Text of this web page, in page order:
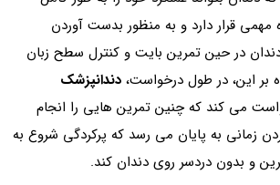
مهمی قرار دارد و به منظور بدست آوردن
در حین تمرین بایت و کنترل سطح زبان
بر این، در طول درخواست، دندانپزشک
می کند که چنین تمرین هایی را انجام
زمانی به پایان می رسد که پرکردگی شروع به
و بدون دردسر روی دندان کند.